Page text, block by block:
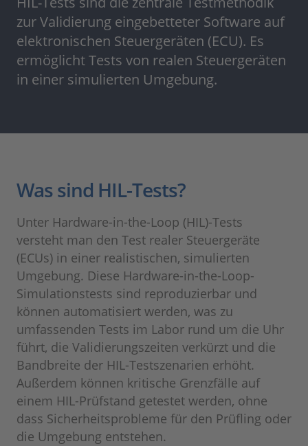
zur Validierung eingebetteter Software auf
elektronischen Steuergeräten (ECU). Es
ermöglicht Tests von realen Steuergeräten
in einer simulierten Umgebung.
Was sind HIL-Tests?
Unter Hardware-in-the-Loop (HIL)-Tests
versteht man den Test realer Steuergeräte
(ECUs) in einer realistischen, simulierten
Umgebung. Diese Hardware-in-the-Loop-
Simulationstests sind reproduzierbar und
können automatisiert werden, was zu
umfassenden Tests im Labor rund um die Uhr
führt, die Validierungszeiten verkürzt und die
Bandbreite der HIL-Testszenarien erhöht.
Außerdem können kritische Grenzfälle auf
einem HIL-Prüfstand getestet werden, ohne
dass Sicherheitsprobleme für den Prüfling oder
die Umgebung entstehen.